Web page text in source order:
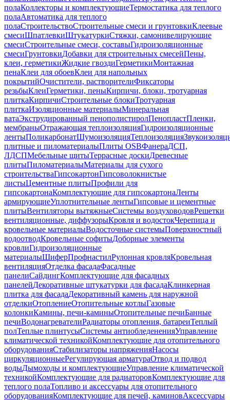
полаКоллекторы и комплектующиеТермостатика для теплого
полаАвтоматика для теплого
полаСтроительствоСтроительные смеси и грунтовкиКлеевые
смесиШпатлевкиШтукатуркиСтяжки, самонивелирующие
смесиСтроительные смеси, составыГидроизоляционные
смесиГрунтовкиДобавки для строительных смесейПены,
клеи, герметикиЖидкие гвоздиГерметикиМонтажная
пенаКлеи для обоевКлеи для напольных
покрытийОчистители, растворителиФиксаторы
резьбыКлеиГерметики, пеныКирпичи, блоки, тротуарная
плиткаКирпичиСтроительные блокиТротуарная
плиткаИзоляционные материалыМинеральная
ватаЭкструдированный пенополистиролПенопластПленки,
мембраныОтражающая теплоизоляцияГидроизоляционные
лентыПоликарбонатШумоизоляцияТеплоизоляция
плитные и пиломатериалыПлиты OSBФанераДСП,
ЛДСПМебельные щитыТеррасные доскиДревесные
плитыПиломатериалыМатериалы для сухого
строительстваГипсокартонГипсоволокнистые
листыЦементные плитыПрофили для
гипсокартонаКомплектующие для гипсокартонаЛенты
армирующиеУплотнительные лентыГипсовые и цементные
плитыВентиляторы вытяжныеСистемы воздуховодовРешетки
вентиляционные, диффузорыКровля и водостокЧерепица и
кровельные материалыВодосточные системыПоверхностный
водоотводКровельные софитыДоборные элементы
кровлиГидроизоляционные
материалыШиферПрофнастилРулонная кровляКровельная
вентиляцияОтделка фасадаФасадные
панелиСайдингКомплектующие для фасадных
панелейДекоративные штукатурки для фасадаКлинкерная
плитка для фасадаДекоративный камень для наружной
отделкиОтоплениеОтопительные котлыГазовые
колонкиКамины, печи-каминыОтопительные печиБанные
печиВодонагревателиРадиаторы отопления, батареиТеплый
полТеплые плинтусыСистемы антиобледененияУправление
климатической техникойКомплектующие для отопительного
оборудованияСтабилизаторы напряженияНасосы
циркуляционныеРегулирующая арматураОтвод и подвод
водыДымоходы и комплектующиеУправление климатической
техникойКомплектующие для радиаторовКомплектующие для
теплого полаТопливо и аксессуары для отопительного
оборудованияКомплектующие для печей, каминовАксессуары